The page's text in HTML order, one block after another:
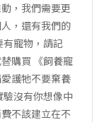
，我們需要更
，還有我們的
有寵物，請記
購買 《飼養寵
護牠不要棄養
沒有你想像中
不該建立在不